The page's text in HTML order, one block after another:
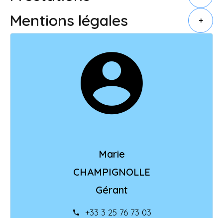
Mentions légales +
Marie
CHAMPIGNOLLE
Gérant
+33 3 25 76 73 03